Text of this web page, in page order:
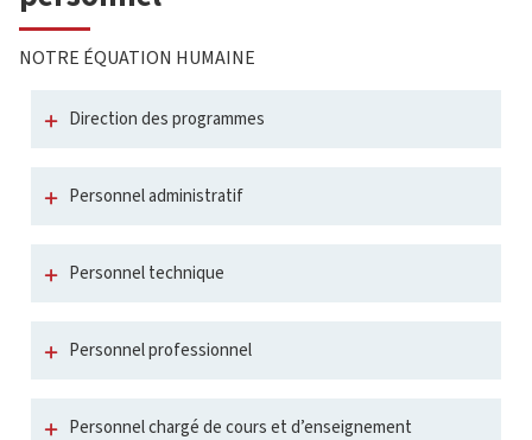
NOTRE ÉQUATION HUMAINE
Direction des programmes
Personnel administratif
Personnel technique
Personnel professionnel
Personnel chargé de cours et d’enseignement